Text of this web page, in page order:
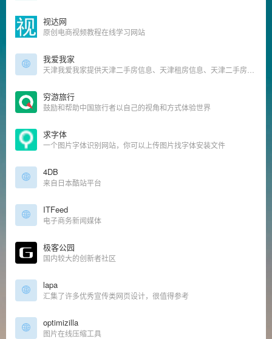
视达网
原创电商视频教程在线学习网站
我爱我家
穷游旅行
鼓励和帮助中国旅行者以自己的视角和方式体验世界
求字体
一个图片字体识别网站，你可以上传图片找字体安装文件
4DB
来自日本酷站平台
ITFeed
电子商务新闻媒体
极客公园
国内较大的创新者社区
lapa
汇集了许多优秀宣传类网页设计，很值得参考
optimizilla
图片在线压缩工具